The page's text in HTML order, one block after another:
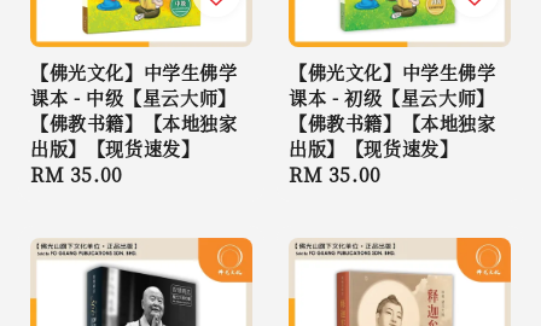
【佛光文化】中学生佛学
课本 - 中级【星云大师】
【佛教书籍】【本地独家
出版】【现货速发】
Regular
RM 35.00
【佛光文化】中学生佛学
课本 - 初级【星云大师】
【佛教书籍】【本地独家
出版】【现货速发】
Regular
RM 35.00